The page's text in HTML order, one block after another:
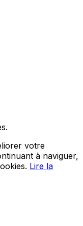
votre
à naviguer,
Lire la